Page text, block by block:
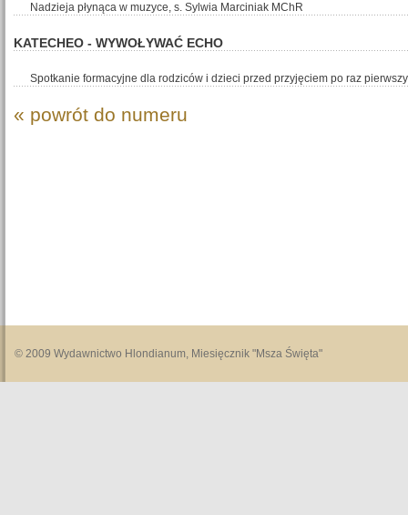
Nadzieja płynąca w muzyce, s. Sylwia Marciniak MChR
KATECHEO - WYWOŁYWAĆ ECHO
Spotkanie formacyjne dla rodziców i dzieci przed przyjęciem po raz
« powrót do numeru
© 2009 Wydawnictwo Hlondianum, Miesięcznik "Msza Święta"